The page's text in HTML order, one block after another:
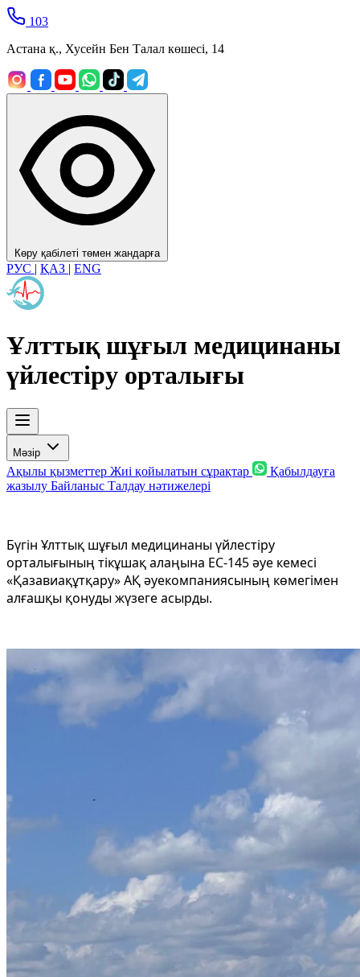
103
Астана қ., Хусейн Бен Талал көшесі, 14
Көру қабілеті төмен жандарға
РУС | ҚАЗ | ENG
Ұлттық шұғыл медицинаны
үйлестіру орталығы
Мәзір
Ақылы қызметтер Жиі қойылатын сұрақтар
Қабылдауға
жазылу Байланыс Талдау нәтижелері
Бүгін Ұлттық шұғыл медицинаны үйлестіру
орталығының тікұшақ алаңына ЕС-145 әуе кемесі
«Қазавиақұтқару» АҚ әуекомпаниясының көмегімен
алғашқы қонуды жүзеге асырды.